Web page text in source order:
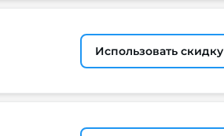
Использовать скидку